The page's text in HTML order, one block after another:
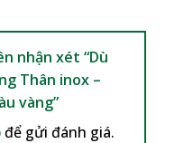
nhận xét “Dù
Thân inox –
vàng”
để gửi đánh giá.